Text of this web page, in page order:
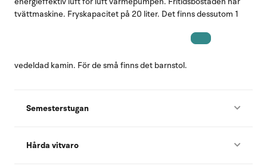
tvättmaskine. Fryskapacitet på 20 liter. Det finns dessutom 1
vedeldad kamin. För de små finns det barnstol.
Semesterstugan
Hårda vitvaro